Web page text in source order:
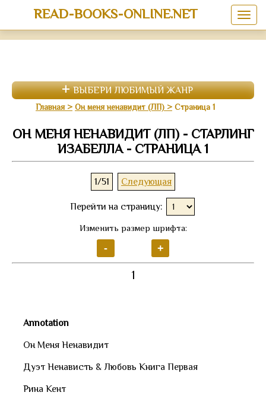
READ-BOOKS-ONLINE.NET
ВЫБЕРИ ЛЮБИМЫЙ ЖАНР
Главная Он меня ненавидит (ЛП) Страница 1
ОН МЕНЯ НЕНАВИДИТ (ЛП) - СТАРЛИНГ
ИЗАБЕЛЛА - СТРАНИЦА 1
1/51 Следующая
Перейти на страницу:
Изменить размер шрифта:
1
Annotation
Он Меня Ненавидит
Дуэт Ненависть & Любовь Книга Первая
Рина Кент